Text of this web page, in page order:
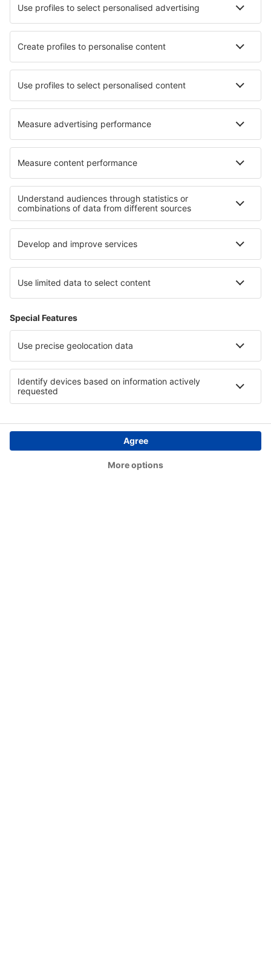
Múrcia
Sevilha San Pablo (SVQ)
Badajoz Talavera La Real (BJZ)
Los Rodeos (TFN)
Granadilla de Abona Reina Sofia (TFS)
Valladolid Airport (VLL)
Saragoça Airport (ZAZ)